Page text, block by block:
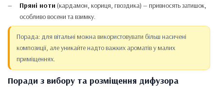
Пряні ноти (кардамон, кориця, гвоздика) — привносять затишок,
особливо восени та взимку.
Порада: для вітальні можна використовувати більш насичені
композиції, але уникайте надто важких ароматів у малих
приміщеннях.
Поради з вибору та розміщення дифузора